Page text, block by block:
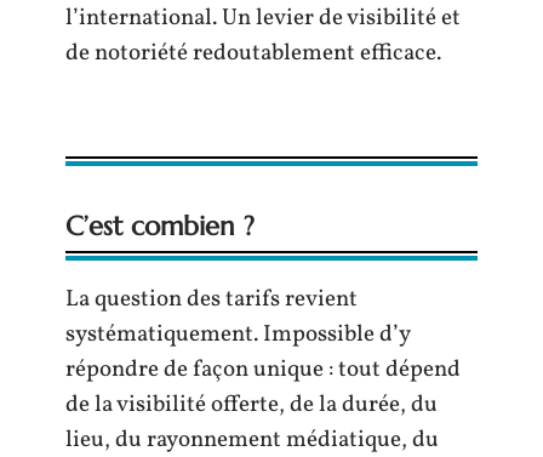
l’international. Un levier de visibilité et
de notoriété redoutablement efficace.
C’est combien ?
La question des tarifs revient
systématiquement. Impossible d’y
répondre de façon unique : tout dépend
de la visibilité offerte, de la durée, du
lieu, du rayonnement médiatique, du